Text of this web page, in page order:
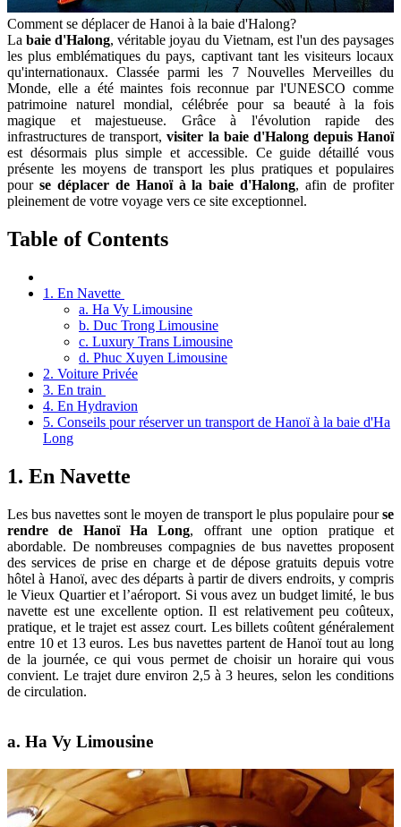
Comment se déplacer de Hanoi à la baie d'Halong?
Labaie d'Halong, véritable joyau du Vietnam, est l'un des paysages
les plus emblématiques du pays, captivant tant les visiteurs locaux
qu'internationaux. Classée parmi les 7 Nouvelles Merveilles du
Monde, elle a été maintes fois reconnue par l'UNESCO comme
patrimoine naturel mondial, célébrée pour sa beauté à la fois
magique et majestueuse. Grâce à l'évolution rapide des
infrastructures de transport,visiter la baie d'Halong depuis Hanoï
est désormais plus simple et accessible. Ce guide détaillé vous
présente les moyens de transport les plus pratiques et populaires
pour se déplacer de Hanoï à la baie d'Halong, afin de profiter
pleinement de votre voyage vers ce site exceptionnel.
Table of Contents
1. En Navette
a. Ha Vy Limousine
b. Duc Trong Limousine
c. Luxury Trans Limousine
d. Phuc Xuyen Limousine
2. Voiture Privée
3. En train
4. En Hydravion
5. Conseils pour réserver un transport de Hanoï à la baie d'Ha
Long
1. En Navette
Les bus navettes sont le moyen de transport le plus populaire pourse
rendre de Hanoï Ha Long, offrant une option pratique et
abordable. De nombreuses compagnies de bus navettes proposent
des services de prise en charge et de dépose gratuits depuis votre
hôtel à Hanoï, avec des départs à partir de divers endroits, y compris
le Vieux Quartier et l’aéroport. Si vous avez un budget limité, le bus
navette est une excellente option. Il est relativement peu coûteux,
pratique, et le trajet est assez court. Les billets coûtent généralement
entre 10 et 13 euros. Les bus navettes partent de Hanoï tout au long
de la journée, ce qui vous permet de choisir un horaire qui vous
convient. Le trajet dure environ 2,5 à 3 heures, selon les conditions
de circulation.
a. Ha Vy Limousine